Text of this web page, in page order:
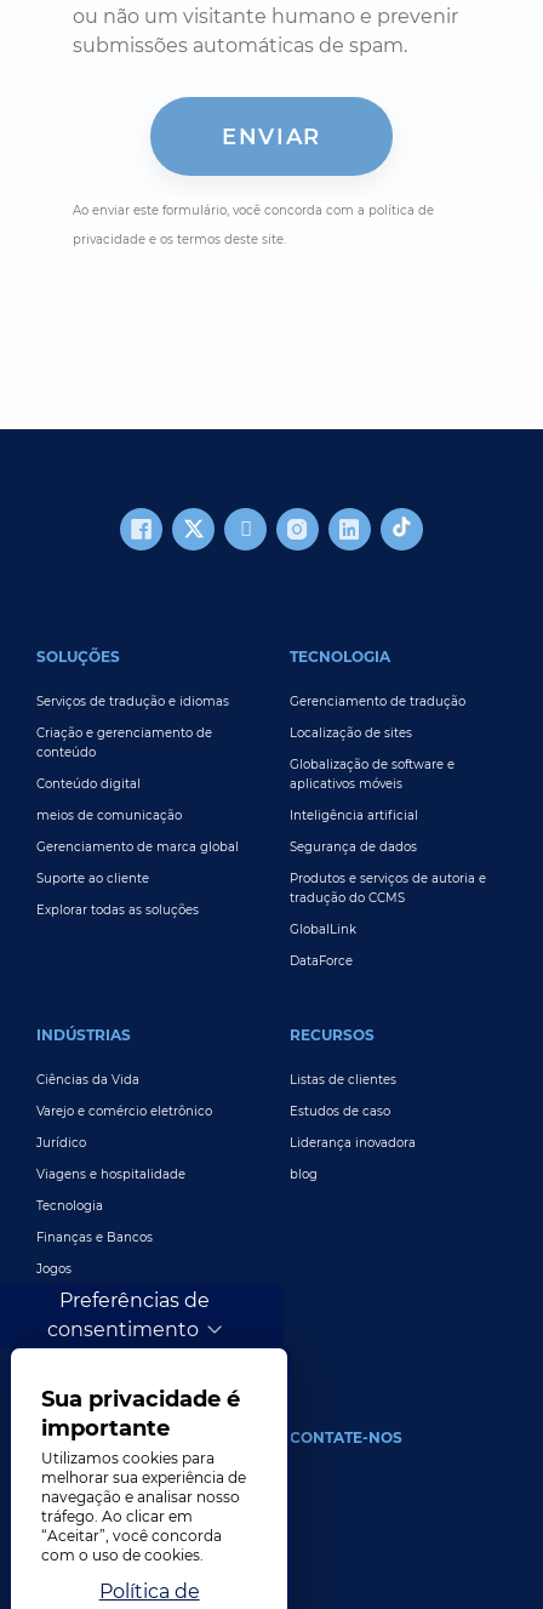
ou não um visitante humano e prevenir
submissões automáticas de spam.
Ao enviar este formulário, você concorda com a política de
privacidade e os termos deste site.
SOLUÇÕES
Serviços de tradução e idiomas
Criação e gerenciamento de
conteúdo
Conteúdo digital
meios de comunicação
Gerenciamento de marca global
Suporte ao cliente
Explorar todas as soluções
TECNOLOGIA
Gerenciamento de tradução
Localização de sites
Globalização de software e
aplicativos móveis
Inteligência artificial
Segurança de dados
Produtos e serviços de autoria e
tradução do CCMS
GlobalLink
DataForce
INDÚSTRIAS
Ciências da Vida
Varejo e comércio eletrônico
Jurídico
Viagens e hospitalidade
Tecnologia
Finanças e Bancos
Jogos
Entretenimento
Publicidade e marketing digital
RECURSOS
Listas de clientes
Estudos de caso
Liderança inovadora
blog
SOBRE
Nossa empresa
Liderança
História
CONTATE-NOS
Preferências de
consentimento
Sua privacidade é
importante
Utilizamos cookies para
melhorar sua experiência de
navegação e analisar nosso
tráfego. Ao clicar em
“Aceitar”, você concorda
com o uso de cookies.
Política de